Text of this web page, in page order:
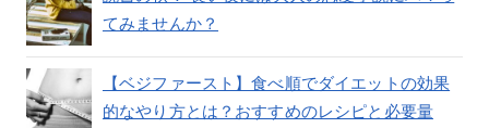
てみませんか？
【ベジファースト】食べ順でダイエットの効果
的なやり方とは？おすすめのレシピと必要量